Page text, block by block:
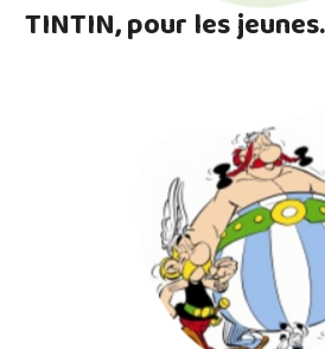
TINTIN, pour les